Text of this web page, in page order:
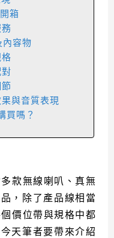
箱
內容物
與音質表現
買嗎？
款無線喇叭、真無
，除了產品線相當
價位帶與規格中都
天筆者要帶來介紹